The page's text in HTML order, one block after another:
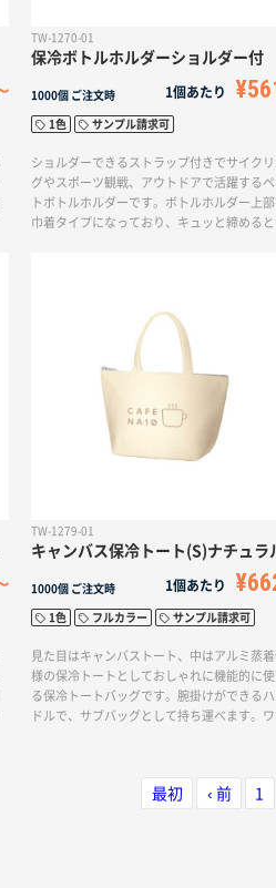
TW-1270-01
保冷ボトルホルダーショルダー付
1000個 ご注文時 1個あたり
1色 サンプル請求可
ショルダーできるストラップ付きでサイクリ
グやスポーツ観戦、アウトドアで活躍するペ
トボトルホルダーです。ボトルホルダー上部
巾着タイプになっており、キュッと締めると
食品のノベルティアイテムにおすすめです。
TW-1279-01
キャンバス保冷トート(S)ナチュラ
1000個 ご注文時 1個あたり
1色 フルカラー サンプル請求可
見た目はキャンバストート、中はアルミ蒸
様の保冷トートとしておしゃれに機能的に使
る保冷トートバッグです。腕掛けができるハ
ドルで、サブバッグとして持ち運べます。ワ
く、フルカラーで名入れが可能となってお
すので、飲食品のイベントやキャンペーンの
最初 ‹ 前 1